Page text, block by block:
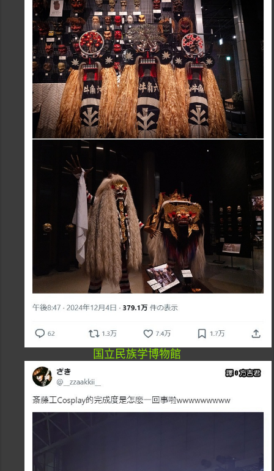
国立民族学博物館